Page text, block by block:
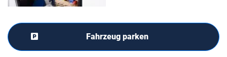
Fahrzeug parken